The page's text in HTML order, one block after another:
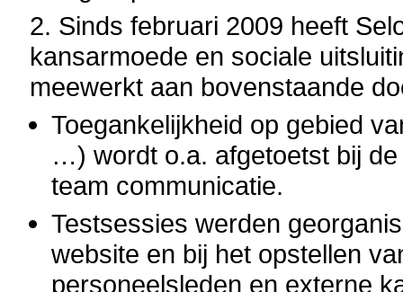
2. Sinds februari 2009 heeft
kansarmoede en sociale
meewerkt aan bovenstaande
Toegankelijkheid op gebied
…) wordt o.a. afgetoetst bij
team communicatie.
Testsessies werden
website en bij het opstellen
personeelsleden en externe